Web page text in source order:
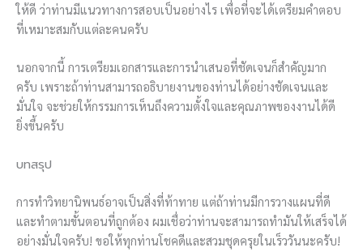
ให้ดี ว่าท่านมีแนวทางการสอบเป็นอย่างไร เพื่อที่จะได้เตรียมคำตอบ
ที่เหมาะสมกับแต่ละคนครับ
นอกจากนี้ การเตรียมเอกสารและการนำเสนอที่ชัดเจนก็สำคัญมาก
ครับ เพราะถ้าท่านสามารถอธิบายงานของท่านได้อย่างชัดเจนและ
มั่นใจ จะช่วยให้กรรมการเห็นถึงความตั้งใจและคุณภาพของงานได้ดี
ยิ่งขึ้นครับ
บทสรุป
การทำวิทยานิพนธ์อาจเป็นสิ่งที่ท้าทาย แต่ถ้าท่านมีการวางแผนที่ดี
และทำตามขั้นตอนที่ถูกต้อง ผมเชื่อว่าท่านจะสามารถทำมันให้เสร็จได้
อย่างมั่นใจครับ! ขอให้ทุกท่านโชคดีและสวมชุดครุยในเร็ววันนะครับ!